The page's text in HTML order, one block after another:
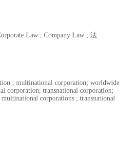
Law ; Company Law ; 法
; multinational corporation; worldwide
corporation; transnational corporation;
multinational corporations ; transnational